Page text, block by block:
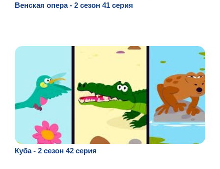
Венская опера - 2 сезон 41 серия
Куба - 2 сезон 42 серия